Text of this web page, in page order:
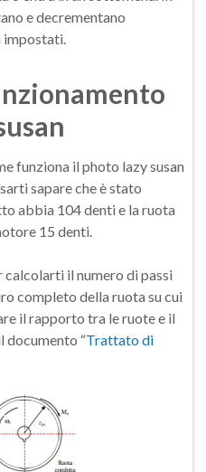
e decrementano
impostati.
funziona il photo lazy susan
sapare che è stato
abbia 104 denti e la ruota
15 denti.
il numero di passi
completo della ruota su cui
il rapporto tra le ruote e il
documento “Trattato di